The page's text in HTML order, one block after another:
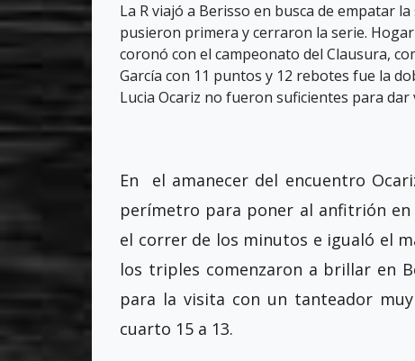
La R viajó a Berisso en busca de empatar
pusieron primera y cerraron la serie.
coronó con el campeonato del Clausura,
García con 11 puntos y 12 rebotes fue la
Lucia Ocariz no fueron suficientes para dar
En el amanecer del encuentro
perímetro para poner al anfitrión en
el correr de los minutos e igualó el
los triples comenzaron a brillar en
para la visita con un tanteador
cuarto 15 a 13.